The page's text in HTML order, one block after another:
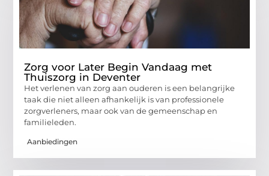
Zorg voor Later Begin Vandaag met
Thuiszorg in Deventer
Het verlenen van zorg aan ouderen is een belangrijke
taak die niet alleen afhankelijk is van professionele
zorgverleners, maar ook van de gemeenschap en
familieleden.
Aanbiedingen